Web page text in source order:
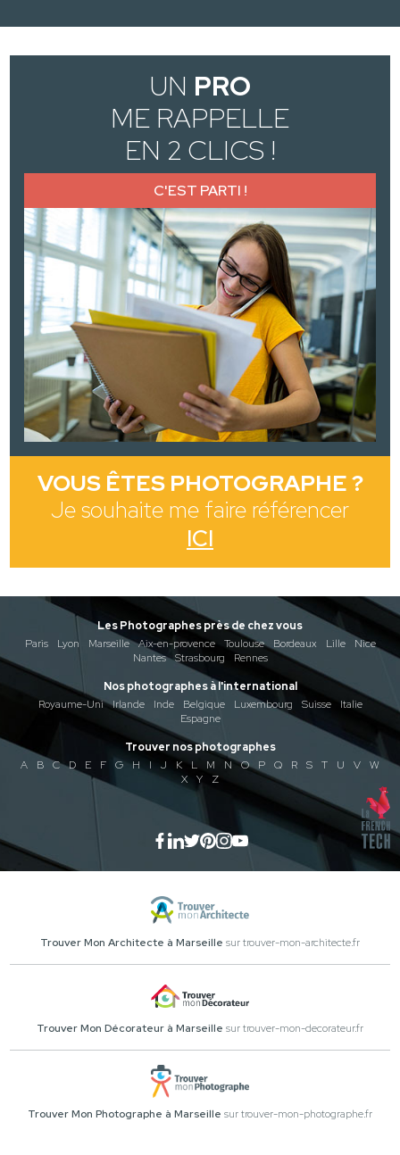
UN PRO
ME RAPPELLE
EN 2 CLICS !
C'EST PARTI !
VOUS ÊTES PHOTOGRAPHE ?
Je souhaite me faire référencer
ICI
Les Photographes près de chez vous
Paris
Lyon Marseille Aix-en-provence Toulouse Bordeaux Lille
Nice
Nantes
Strasbourg
Rennes
Nos photographes à l'international
Royaume-Uni
Irlande Inde Belgique Luxembourg Suisse
Italie
Espagne
Trouver nos photographes
A
B C D E F G H I J K L M N O P Q R S T U V
W
X
Y Z
Trouver Mon Architecte à Marseille sur trouver-mon-architecte.fr
Trouver Mon Décorateur à Marseille sur trouver-mon-decorateur.fr
Trouver Mon Photographe à Marseille sur trouver-mon-photographe.fr